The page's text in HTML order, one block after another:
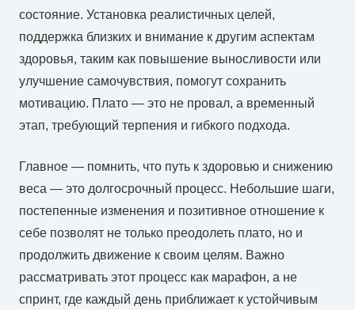
состояние. Установка реалистичных целей,
поддержка близких и внимание к другим аспектам
здоровья, таким как повышение выносливости или
улучшение самочувствия, помогут сохранить
мотивацию. Плато — это не провал, а временный
этап, требующий терпения и гибкого подхода.
Главное — помнить, что путь к здоровью и снижению
веса — это долгосрочный процесс. Небольшие шаги,
постепенные изменения и позитивное отношение к
себе позволят не только преодолеть плато, но и
продолжить движение к своим целям. Важно
рассматривать этот процесс как марафон, а не
спринт, где каждый день приближает к устойчивым